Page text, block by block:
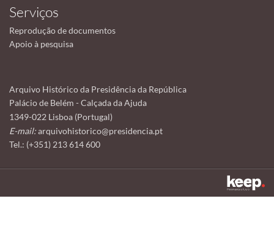
Serviços
Reprodução de documentos
Apoio à pesquisa
Arquivo Histórico da Presidência da República
Palácio de Belém - Calçada da Ajuda
1349-022 Lisboa (Portugal)
E-mail:arquivohistorico@presidencia.pt
Tel.: (+351) 213 614 600